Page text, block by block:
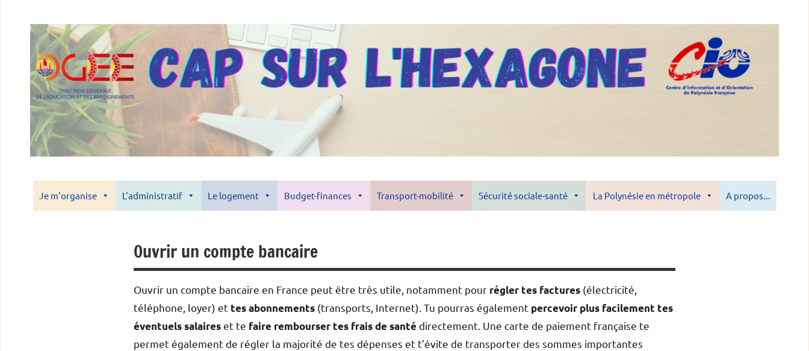
Je m'organise L'administratif Le logement Budget-finances Transport-mobilité Sécurité sociale-santé La Polynésie en métropole A propos...
Ouvrir un compte bancaire
Ouvrir un compte bancaire en France peut être très utile, notamment pour régler tes factures (électricité,
téléphone, loyer) et tes abonnements (transports, Internet). Tu pourras également percevoir plus facilement tes
éventuels salaireset te faire rembourser tes frais de santédirectement. Une carte de paiement française te
permet également de régler la majorité de tes dépenses et t’évite de transporter des sommes importantes